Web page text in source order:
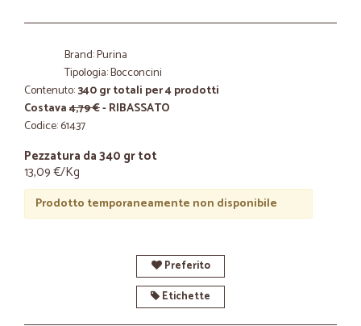
Brand: Purina
Tipologia: Bocconcini
Contenuto:340 gr totali per 4 prodotti
Costava4,79 €- RIBASSATO
Codice: 61437
Pezzatura da 340 gr tot
13,09 €/Kg
Prodotto temporaneamente non disponibile
Preferito
Etichette